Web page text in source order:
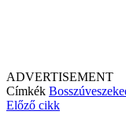
ADVERTISEMENT
Címkék Bosszú
Előző cikk